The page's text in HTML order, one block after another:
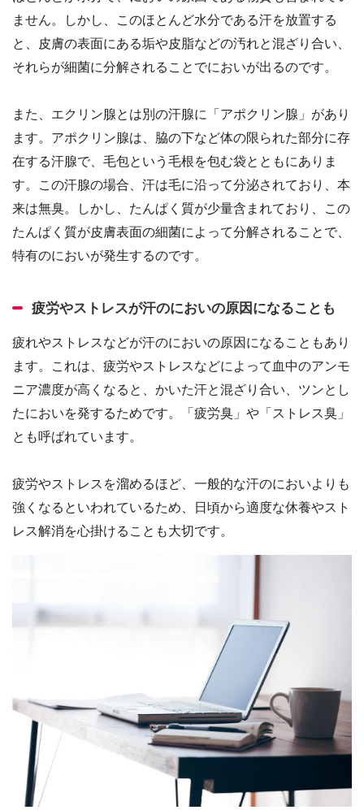
ません。しかし、このほとんど水分である汗を放置する
と、皮膚の表面にある垢や皮脂などの汚れと混ざり合い、
それらが細菌に分解されることでにおいが出るのです。
また、エクリン腺とは別の汗腺に「アポクリン腺」があり
ます。アポクリン腺は、脇の下など体の限られた部分に存
在する汗腺で、毛包という毛根を包む袋とともにありま
す。この汗腺の場合、汗は毛に沿って分泌されており、本
来は無臭。しかし、たんぱく質が少量含まれており、この
たんぱく質が皮膚表面の細菌によって分解されることで、
特有のにおいが発生するのです。
疲労やストレスが汗のにおいの原因になることも
疲れやストレスなどが汗のにおいの原因になることもあり
ます。これは、疲労やストレスなどによって血中のアンモ
ニア濃度が高くなると、かいた汗と混ざり合い、ツンとし
たにおいを発するためです。「疲労臭」や「ストレス臭」
とも呼ばれています。
疲労やストレスを溜めるほど、一般的な汗のにおいよりも
強くなるといわれているため、日頃から適度な休養やスト
レス解消を心掛けることも大切です。